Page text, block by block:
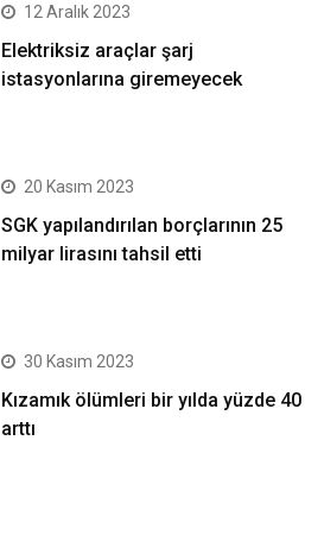
12 Aralık 2023
Elektriksiz araçlar şarj
istasyonlarına giremeyecek
20 Kasım 2023
SGK yapılandırılan borçlarının 25
milyar lirasını tahsil etti
30 Kasım 2023
Kızamık ölümleri bir yılda yüzde 40
arttı